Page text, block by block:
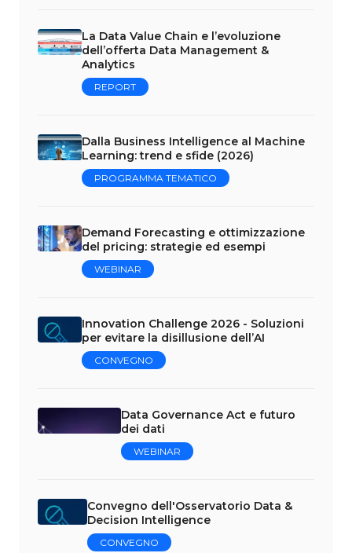
La Data Value Chain e l’evoluzione
dell’offerta Data Management &
Analytics
REPORT
Dalla Business Intelligence al Machine
Learning: trend e sfide (2026)
PROGRAMMA TEMATICO
Demand Forecasting e ottimizzazione
del pricing: strategie ed esempi
WEBINAR
Innovation Challenge 2026 - Soluzioni
per evitare la disillusione dell’AI
CONVEGNO
Data Governance Act e futuro
dei dati
WEBINAR
Convegno dell'Osservatorio Data &
Decision Intelligence
CONVEGNO